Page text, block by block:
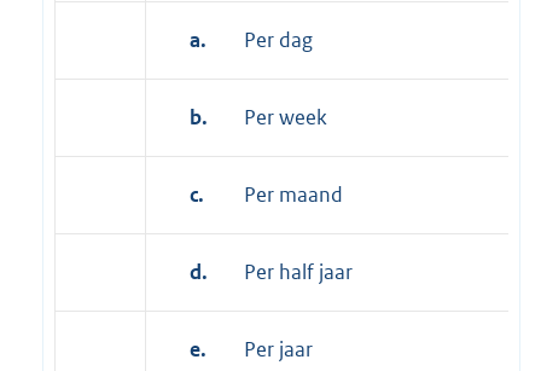
a. Per dag
b. Per week
c. Per maand
d. Per half jaar
e. Per jaar